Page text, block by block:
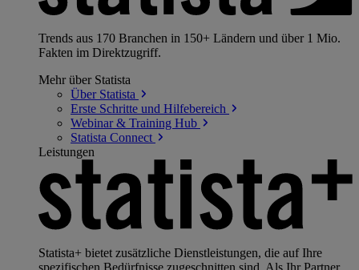
Trends aus 170 Branchen in 150+ Ländern und über 1 Mio.
Fakten im Direktzugriff.
Mehr über Statista
Über Statista
Erste Schritte und Hilfebereich
Webinar & Training Hub
Statista Connect
Leistungen
Statista+ bietet zusätzliche Dienstleistungen, die auf Ihre
spezifischen Bedürfnisse zugeschnitten sind. Als Ihr Partner